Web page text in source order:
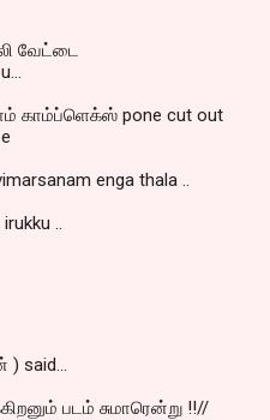
வேட்டை
காம்ப்ளெக்ஸ் pone cut out
enga thala ..
..
said...
படம் சுமாரென்று !!//